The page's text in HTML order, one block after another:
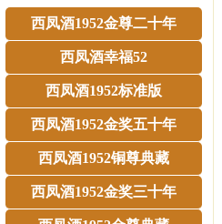
西凤酒1952金尊二十年
西凤酒幸福52
西凤酒1952标准版
西凤酒1952金奖五十年
西凤酒1952铜尊典藏
西凤酒1952金奖三十年